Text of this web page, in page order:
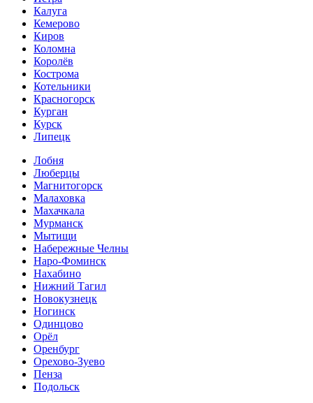
Калуга
Кемерово
Киров
Коломна
Королёв
Кострома
Котельники
Красногорск
Курган
Курск
Липецк
Лобня
Люберцы
Магнитогорск
Малаховка
Махачкала
Мурманск
Мытищи
Набережные Челны
Наро-Фоминск
Нахабино
Нижний Тагил
Новокузнецк
Ногинск
Одинцово
Орёл
Оренбург
Орехово-Зуево
Пенза
Подольск